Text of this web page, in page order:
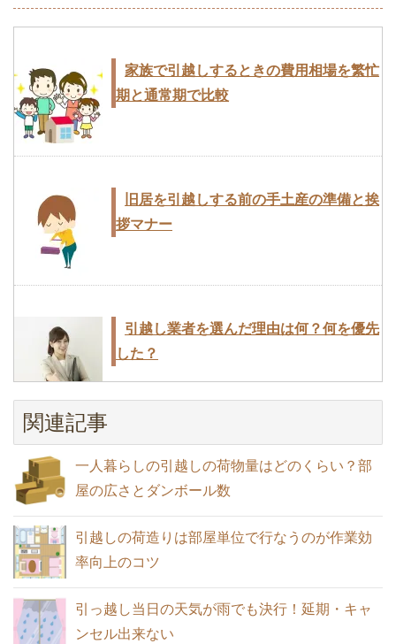
ュール表にまとめる
のポイント
帽！料金と運べる荷物の量
引越し費用を安くするために工夫できる
5つのポイント
引越し業者とのすべてのやり取りは9つ
単身・一人暮らしの引越料金相場！繁忙
を効率よく処分する
デメリット・活用ポイントのコツを知ろ
6つの条件
引越し後に引越会社とするやり取りは3
家族で引越しするときの費用相場を繁忙
期と通常期で比較
旧居を引越しする前の手土産の準備と挨
拶マナー
引越し業者を選んだ理由は何？何を優先
した？
引越しのときに選ばれる粗品ランキング
と購入金額の相場
引っ越し業者では短期間なら荷物を預か
ってくれるサービスがある
関連記事
一人暮らしの引越しの荷物量はどのくらい？部
屋の広さとダンボール数
引越しの荷造りは部屋単位で行なうのが作業効
率向上のコツ
引っ越し当日の天気が雨でも決行！延期・キャ
ンセル出来ない